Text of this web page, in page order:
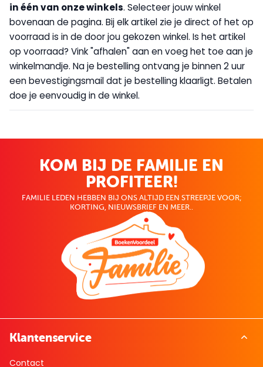
in één van onze winkels. Selecteer jouw winkel
bovenaan de pagina. Bij elk artikel zie je direct of het op
voorraad is in de door jou gekozen winkel. Is het artikel
op voorraad? Vink "afhalen" aan en voeg het toe aan je
winkelmandje. Na je bestelling ontvang je binnen 2 uur
een bevestigingsmail dat je bestelling klaarligt. Betalen
doe je eenvoudig in de winkel.
KOM BIJ DE FAMILIE EN
PROFITEER!
FAMILIE LEDEN HEBBEN BIJ ONS ALTIJD EEN STREEPJE VOOR;
KORTING, NIEUWSBRIEF EN MEER..
Klantenservice
Contact